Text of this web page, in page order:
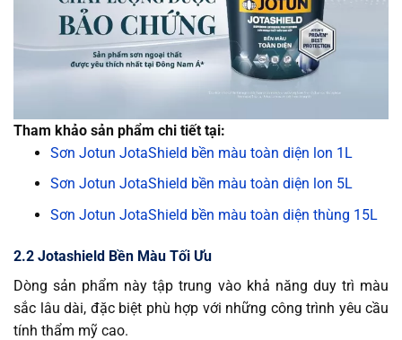
Tham khảo sản phẩm chi tiết tại:
Sơn Jotun JotaShield bền màu toàn diện lon 1L
Sơn Jotun JotaShield bền màu toàn diện lon 5L
Sơn Jotun JotaShield bền màu toàn diện thùng 15L
2.2 Jotashield Bền Màu Tối Ưu
Dòng sản phẩm này tập trung vào khả năng duy trì màu
sắc lâu dài, đặc biệt phù hợp với những công trình yêu cầu
tính thẩm mỹ cao.